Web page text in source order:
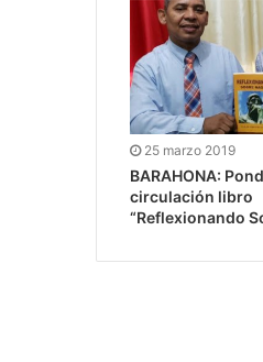
25 marzo 2019
BARAHONA:
circulación libro
“Reflexionando